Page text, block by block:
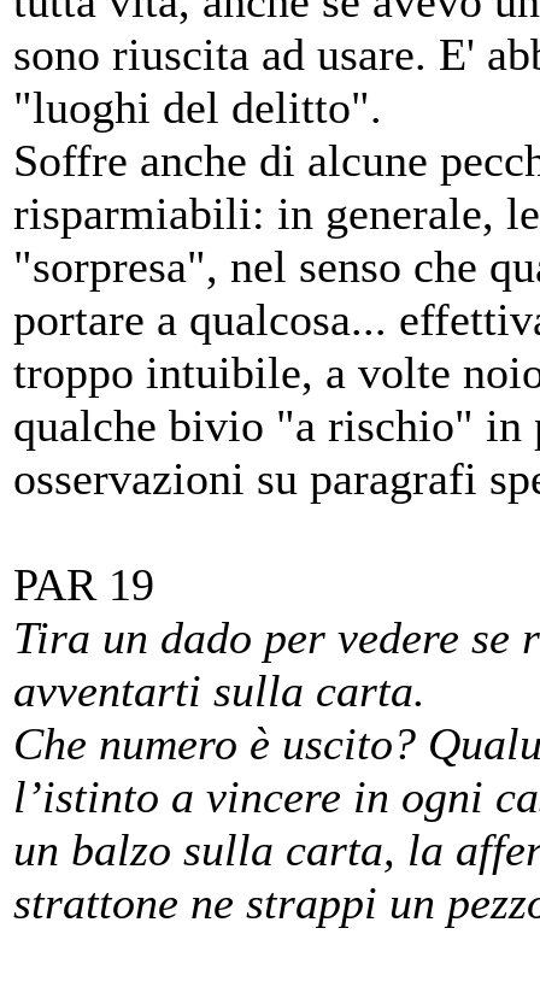
sono riuscita ad usare. E'
"luoghi del delitto".
Soffre anche di alcune
risparmiabili: in generale,
"sorpresa", nel senso che
portare a qualcosa...
troppo intuibile, a volte
qualche bivio "a rischio" in
osservazioni su paragrafi
PAR 19
Tira un dado per vedere
avventarti sulla carta.
Che numero è uscito?
l’istinto a vincere in ogni
un balzo sulla carta, la
strattone ne strappi un